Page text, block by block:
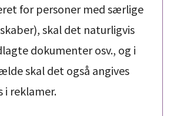
for personer med særlige
skal det naturligvis
dokumenter osv., og i
skal det også angives
i reklamer.